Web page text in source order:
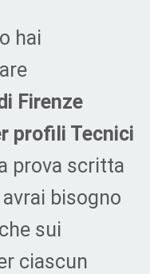
hai
Firenze
profili Tecnici
prova scritta
bisogno
sui
ciascun